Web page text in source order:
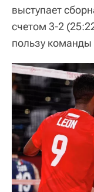
выступает
счетом 3-2
пользу